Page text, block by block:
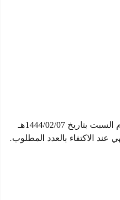
– التقديم متاح الآن بدأ اليوم السبت بتاريخ 1444/02/07هـ